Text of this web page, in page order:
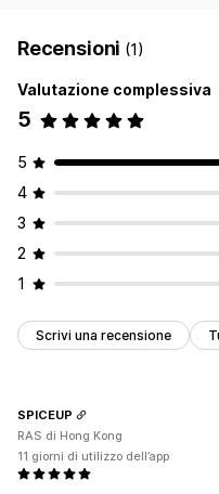
Recensioni (1)
Valutazione complessiva
5
5
4
3
2
1
Scrivi una recensione
SPICEUP
RAS di Hong Kong
11 giorni di utilizzo dell’app